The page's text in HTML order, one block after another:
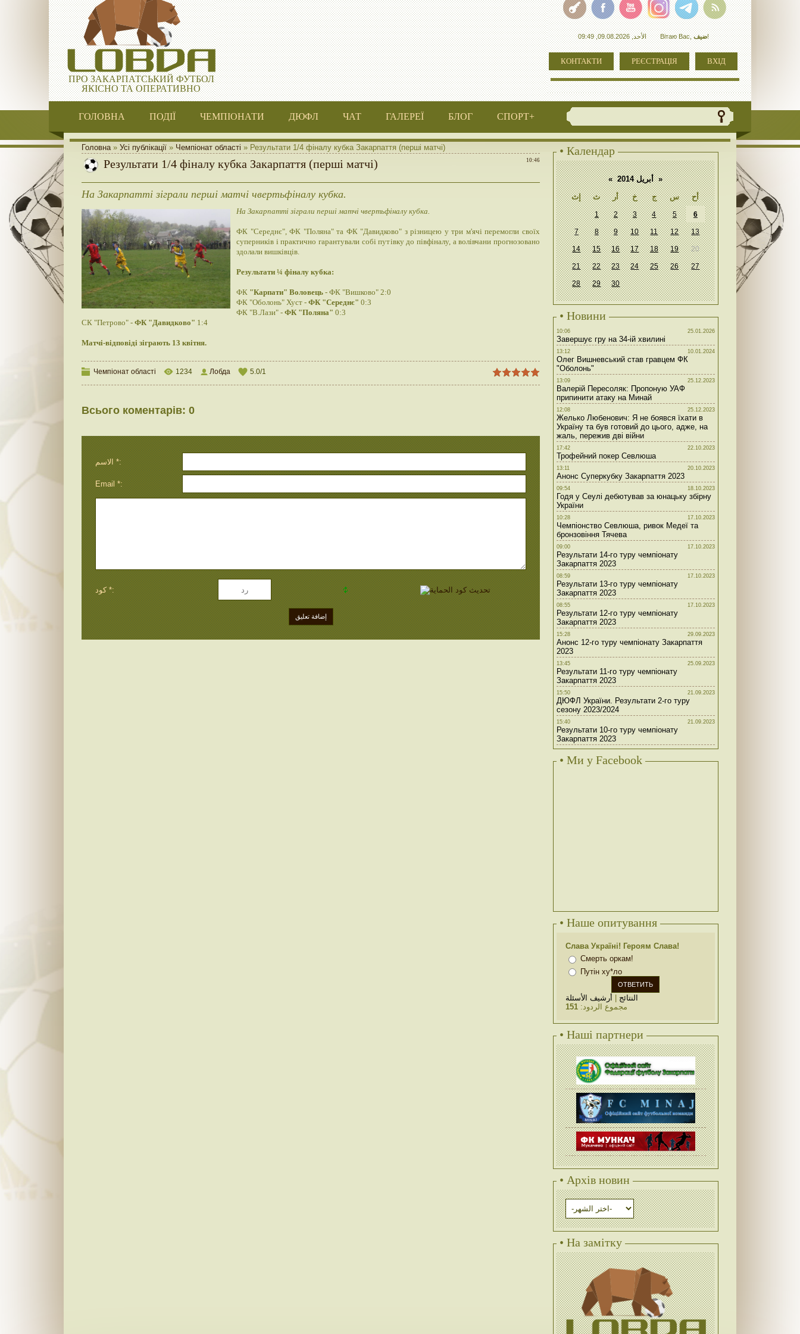
ПРО ЗАКАРПАТСЬКИЙ ФУТБОЛ
ЯКІСНО ТА ОПЕРАТИВНО
الأحد, 09.08.2026, 09:49 Вітаю Вас,ضيف!
КОНТАКТИ РЕЄСТРАЦІЯ ВХІД
ГОЛОВНА ПОДІЇ ЧЕМПІОНАТИ ДЮФЛ ЧАТ ГАЛЕРЕЇ БЛОГ СПОРТ+
Головна» Усі публікації » Чемпіонат області » Результати 1/4 фіналу кубка Закарпаття (перші матчі)
10:46
Результати 1/4 фіналу кубка Закарпаття (перші матчі)
На Закарпатті зіграли перші матчі чвертьфіналу кубка.
На Закарпатті зіграли перші матчі чвертьфіналу кубка.
ФК "Середнє", ФК "Поляна" та ФК "Давидково" з різницею у три м'ячі перемогли своїх
суперників і практично гарантували собі путівку до півфіналу, а волівчани прогнозовано
здолали вишківців.
Результати ¼ фіналу кубка:
ФК "Карпати" Воловець - ФК "Вишково" 2:0
ФК "Оболонь" Хуст - ФК "Середнє" 0:3
ФК "В.Лази" - ФК "Поляна" 0:3
СК "Петрово" - ФК "Давидково" 1:4
Матчі-відповіді зіграють 13 квітня.
Чемпіонат області 1234 Лобда 5.0/1
Всього коментарів: 0
الاسم *:
Email *:
كود *:
• Календар
« أبريل 2014 »
إث
ث أر خ ج س أح
1 2 3 4 5 6
7 8 9 10 11 12 13
14 15 16 17 18 19 20
21 22 23 24 25 26 27
28 29 30
• Новини
10:06 25.01.2026
Завершує гру на 34-ій хвилині
13:12 10.01.2024
Олег Вишневський став гравцем ФК
"Оболонь"
13:09 25.12.2023
Валерій Пересоляк: Пропоную УАФ
припинити атаку на Минай
12:08 25.12.2023
Желько Любенович: Я не боявся їхати в
Україну та був готовий до цього, адже, на
жаль, пережив дві війни
17:42 22.10.2023
Трофейний покер Севлюша
13:11 20.10.2023
Анонс Суперкубку Закарпаття 2023
09:54 18.10.2023
Годя у Сеулі дебютував за юнацьку збірну
України
10:28 17.10.2023
Чемпіонство Севлюша, ривок Медеї та
бронзовіння Тячева
09:00 17.10.2023
Результати 14-го туру чемпіонату
Закарпаття 2023
08:59 17.10.2023
Результати 13-го туру чемпіонату
Закарпаття 2023
08:55 17.10.2023
Результати 12-го туру чемпіонату
Закарпаття 2023
15:28 29.09.2023
Анонс 12-го туру чемпіонату Закарпаття
2023
13:45 25.09.2023
Результати 11-го туру чемпіонату
Закарпаття 2023
15:50 21.09.2023
ДЮФЛ України. Результати 2-го туру
сезону 2023/2024
15:40 21.09.2023
Результати 10-го туру чемпіонату
Закарпаття 2023
• Ми у Facebook
• Наше опитування
Слава Україні! Героям Слава!
Смерть оркам!
Путін ху*ло
النتائج
أرشيف الأسئلة
مجموع الردود:151
• Наші партнери
• Архів новин
• На замітку